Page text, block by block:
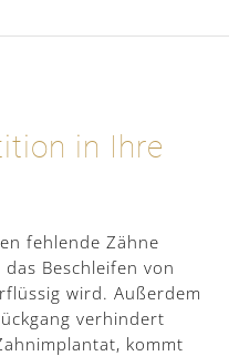
in Ihre
fehlende Zähne
Beschleifen von
wird. Außerdem
verhindert
kommt